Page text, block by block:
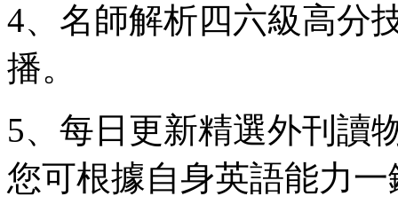
4、名師解析四六級高分
播。
5、每日更新精選外刊讀
您可根據自身英語能力